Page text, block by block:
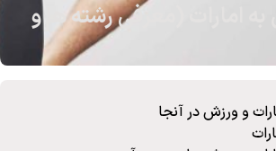
امارات (معرفی رشته ها و
و ورزش در آنجا